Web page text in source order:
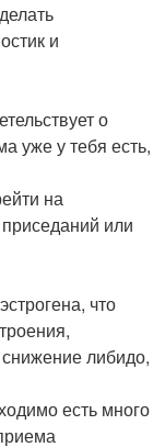
и
о
уже у тебя есть,
на
или
что
либидо,
есть много